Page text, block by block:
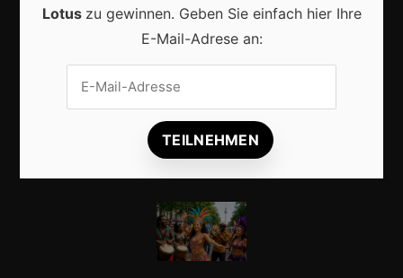
Karneval in Berlin erleben: Kreativität, Kultur und
Gemeinschaft auf einzigartige Weise entdecken
Vrijwilligers maken van carnaval een onvergetelijk
Lotus zu gewinnen. Geben Sie einfach hier Ihre
E-Mail-Adrese an: